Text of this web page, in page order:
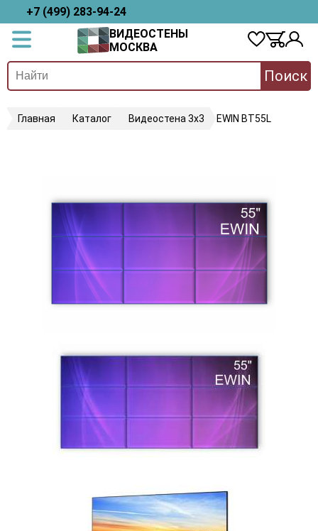
+7 (499) 283-94-24
ВИДЕОСТЕНЫ
МОСКВА
Поиск
Главная Каталог Видеостена 3х3 EWIN BT55L